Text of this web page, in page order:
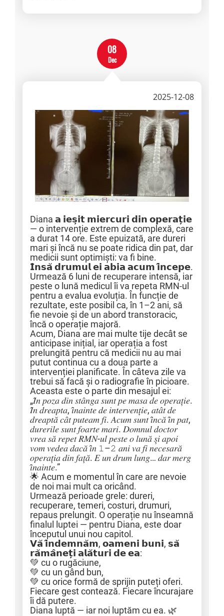
08
Dec
2025-12-08
Diana 𝗮 𝗶𝗲𝘀̦𝗶𝘁 𝗺𝗶𝗲𝗿𝗰𝘂𝗿𝗶 𝗱𝗶𝗻 𝗼𝗽𝗲𝗿𝗮𝘁̦𝗶𝗲
— o intervenție extrem de complexă, care
a durat 14 ore. Este epuizată, are dureri
mari și încă nu se poate ridica din pat, dar
medicii sunt optimiști: va fi bine.
𝗜̂𝗻𝘀𝗮̆ 𝗱𝗿𝘂𝗺𝘂𝗹 𝗲𝗶 𝗮𝗯𝗶𝗮 𝗮𝗰𝘂𝗺 𝗶̂𝗻𝗰𝗲𝗽𝗲.
Urmează 6 luni de recuperare intensă, iar
peste o lună medicul îi va repeta RMN-ul
pentru a evalua evoluția. În funcție de
rezultate, este posibil ca, în 1–2 ani, să
fie nevoie și de un abord transtoracic,
încă o operație majoră.
Acum, Diana are mai multe tije decât se
anticipase inițial, iar operația a fost
prelungită pentru că medicii nu au mai
putut continua cu a doua parte a
intervenției planificate. În câteva zile va
trebui să facă și o radiografie în picioare.
Aceasta este o parte din mesajul ei:
„𝐼̂𝑛 𝑝𝑜𝑧𝑎 𝑑𝑖𝑛 𝑠𝑡𝑎̂𝑛𝑔𝑎 𝑠𝑢𝑛𝑡 𝑝𝑒 𝑚𝑎𝑠𝑎 𝑑𝑒 𝑜𝑝𝑒𝑟𝑎𝑡̦𝑖𝑒.
𝐼̂𝑛 𝑑𝑟𝑒𝑎𝑝𝑡𝑎, 𝑖̂𝑛𝑎𝑖𝑛𝑡𝑒 𝑑𝑒 𝑖𝑛𝑡𝑒𝑟𝑣𝑒𝑛𝑡̦𝑖𝑒, 𝑎𝑡𝑎̂𝑡 𝑑𝑒
𝑑𝑟𝑒𝑎𝑝𝑡𝑎̆ 𝑐𝑎̂𝑡 𝑝𝑢𝑡𝑒𝑎𝑚 𝑓𝑖. 𝐴𝑐𝑢𝑚 𝑠𝑢𝑛𝑡 𝑖̂𝑛𝑐𝑎̆ 𝑖̂𝑛 𝑝𝑎𝑡,
𝑑𝑢𝑟𝑒𝑟𝑖𝑙𝑒 𝑠𝑢𝑛𝑡 𝑓𝑜𝑎𝑟𝑡𝑒 𝑚𝑎𝑟𝑖. 𝐷𝑜𝑚𝑛𝑢𝑙 𝑑𝑜𝑐𝑡𝑜𝑟
𝑣𝑟𝑒𝑎 𝑠𝑎̆ 𝑟𝑒𝑝𝑒𝑡 𝑅𝑀𝑁-𝑢𝑙 𝑝𝑒𝑠𝑡𝑒 𝑜 𝑙𝑢𝑛𝑎̆ 𝑠̦𝑖 𝑎𝑝𝑜𝑖
𝑣𝑜𝑚 𝑣𝑒𝑑𝑒𝑎 𝑑𝑎𝑐𝑎̆ 𝑖̂𝑛 𝟷–𝟸 𝑎𝑛𝑖 𝑣𝑎 𝑓𝑖 𝑛𝑒𝑐𝑒𝑠𝑎𝑟𝑎̆
𝑜𝑝𝑒𝑟𝑎𝑡̦𝑖𝑎 𝑑𝑖𝑛 𝑓𝑎𝑡̦𝑎̆. 𝐸 𝑢𝑛 𝑑𝑟𝑢𝑚 𝑙𝑢𝑛𝑔… 𝑑𝑎𝑟 𝑚𝑒𝑟𝑔
𝑖̂𝑛𝑎𝑖𝑛𝑡𝑒.”
🌟 Acum e momentul în care are nevoie
de noi mai mult ca oricând.
Urmează perioade grele: dureri,
recuperare, temeri, costuri, drumuri,
repaus prelungit. O operație nu înseamnă
finalul luptei — pentru Diana, este doar
începutul unui nou capitol.
𝗩𝗮̆ 𝗶̂𝗻𝗱𝗲𝗺𝗻𝗮̆𝗺, 𝗼𝗮𝗺𝗲𝗻𝗶 𝗯𝘂𝗻𝗶, 𝘀𝗮̆
𝗿𝗮̆𝗺𝗮̂𝗻𝗲𝘁̦𝗶 𝗮𝗹𝗮̆𝘁𝘂𝗿𝗶 𝗱𝗲 𝗲𝗮:
💚 cu o rugăciune,
💚 cu un gând bun,
💚 cu orice formă de sprijin puteți oferi.
Fiecare gest contează. Fiecare încurajare
îi dă putere.
Diana luptă — iar noi luptăm cu ea. 🌿